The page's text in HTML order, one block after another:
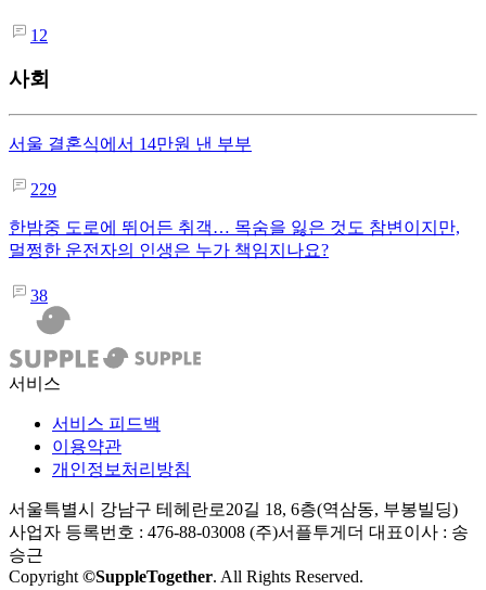
12
사회
서울 결혼식에서 14만원 낸 부부
229
한밤중 도로에 뛰어든 취객… 목숨을 잃은 것도 참변이지만,
멀쩡한 운전자의 인생은 누가 책임지나요?
38
서비스
서비스 피드백
이용약관
개인정보처리방침
서울특별시 강남구 테헤란로20길 18, 6층(역삼동, 부봉빌딩)
사업자 등록번호 : 476-88-03008 (주)서플투게더 대표이사 : 송
승근
Copyright ©SuppleTogether. All Rights Reserved.